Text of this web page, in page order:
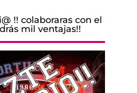
!! colaboraras con el
mil ventajas!!